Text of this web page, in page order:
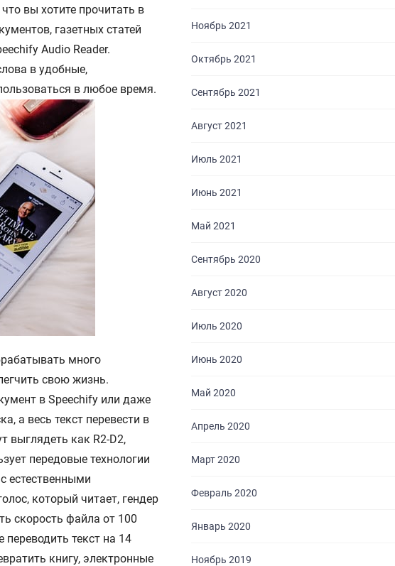
вы хотите прочитать в
газетных статей
Audio Reader.
в удобные,
в любое время.
много
свою жизнь.
в Speechify или даже
а весь текст перевести в
выглядеть как R2-D2,
передовые технологии
естественными
который читает, гендер
скорость файла от 100
текст на 14
книгу, электронные
Ноябрь 2021
Октябрь 2021
Сентябрь 2021
Август 2021
Июль 2021
Июнь 2021
Май 2021
Сентябрь 2020
Август 2020
Июль 2020
Июнь 2020
Май 2020
Апрель 2020
Март 2020
Февраль 2020
Январь 2020
Ноябрь 2019
ГЛАВНАЯ
О НАС